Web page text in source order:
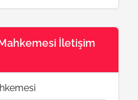
İletişim